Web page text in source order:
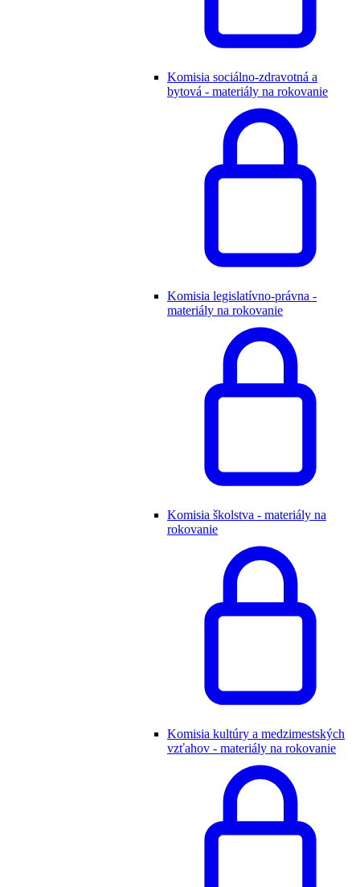
Komisia sociálno-zdravotná a
bytová - materiály na rokovanie
Komisia legislatívno-právna -
materiály na rokovanie
Komisia školstva - materiály na
rokovanie
Komisia kultúry a medzimestských
vzťahov - materiály na rokovanie